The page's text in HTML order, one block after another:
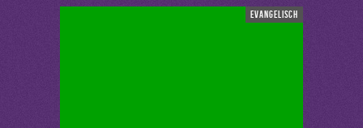
evangelisch